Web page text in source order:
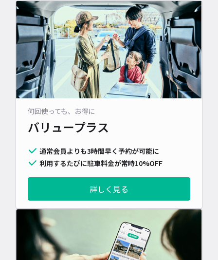
何回使っても、お得に
バリュープラス
通常会員よりも3時間早く予約が可能に
利用するたびに駐車料金が常時10%OFF
詳しく見る